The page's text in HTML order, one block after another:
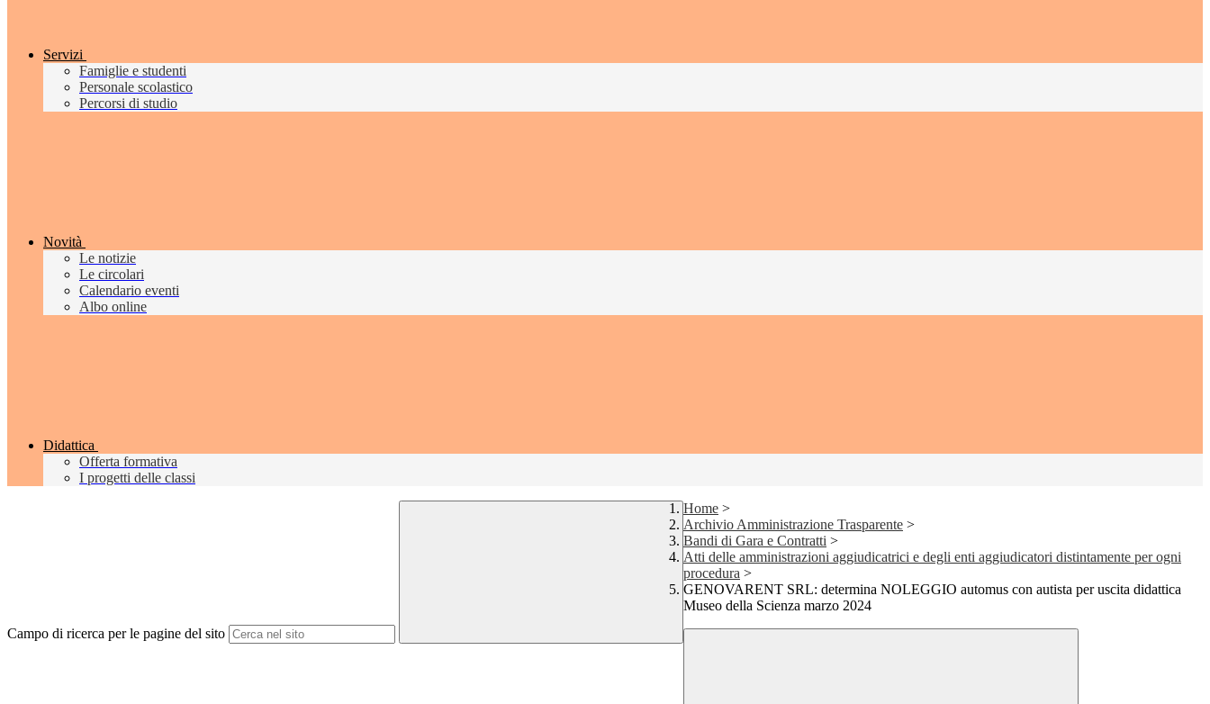
Servizi
Famiglie e studenti
Personale scolastico
Percorsi di studio
Novità
Le notizie
Le circolari
Calendario eventi
Albo online
Didattica
Offerta formativa
I progetti delle classi
Campo di ricerca per le pagine del sito
Home >
Archivio Amministrazione Trasparente >
Bandi di Gara e Contratti >
Atti delle amministrazioni aggiudicatrici e degli enti aggiudicatori distintamente per ogni
procedura >
GENOVARENT SRL: determina NOLEGGIO automus con autista per uscita didattica
Museo della Scienza marzo 2024